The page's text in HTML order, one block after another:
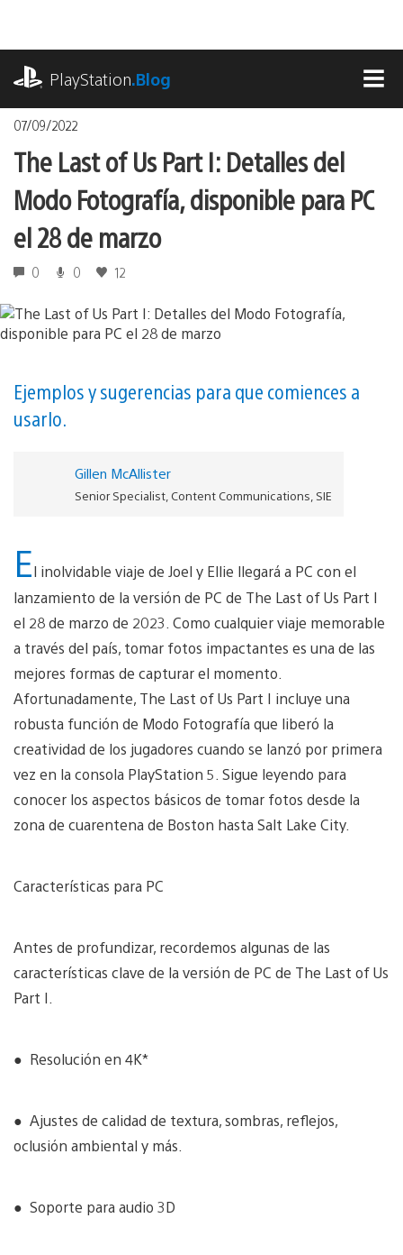
contenido
PlayStation.Blog
07/09/2022
The Last of Us Part I: Detalles del
Modo Fotografía, disponible para PC
el 28 de marzo
0 0 12
Ejemplos y sugerencias para que comiences a
usarlo.
Gillen McAllister
Senior Specialist, Content Communications, SIE
El inolvidable viaje de Joel y Ellie llegará a PC con el
lanzamiento de la versión de PC de The Last of Us Part I
el 28 de marzo de 2023. Como cualquier viaje memorable
a través del país, tomar fotos impactantes es una de las
mejores formas de capturar el momento.
Afortunadamente, The Last of Us Part I incluye una
robusta función de Modo Fotografía que liberó la
creatividad de los jugadores cuando se lanzó por primera
vez en la consola PlayStation 5. Sigue leyendo para
conocer los aspectos básicos de tomar fotos desde la
zona de cuarentena de Boston hasta Salt Lake City.
Características para PC
Antes de profundizar, recordemos algunas de las
características clave de la versión de PC de The Last of Us
Part I.
● Resolución en 4K*
● Ajustes de calidad de textura, sombras, reflejos,
oclusión ambiental y más.
● Soporte para audio 3D